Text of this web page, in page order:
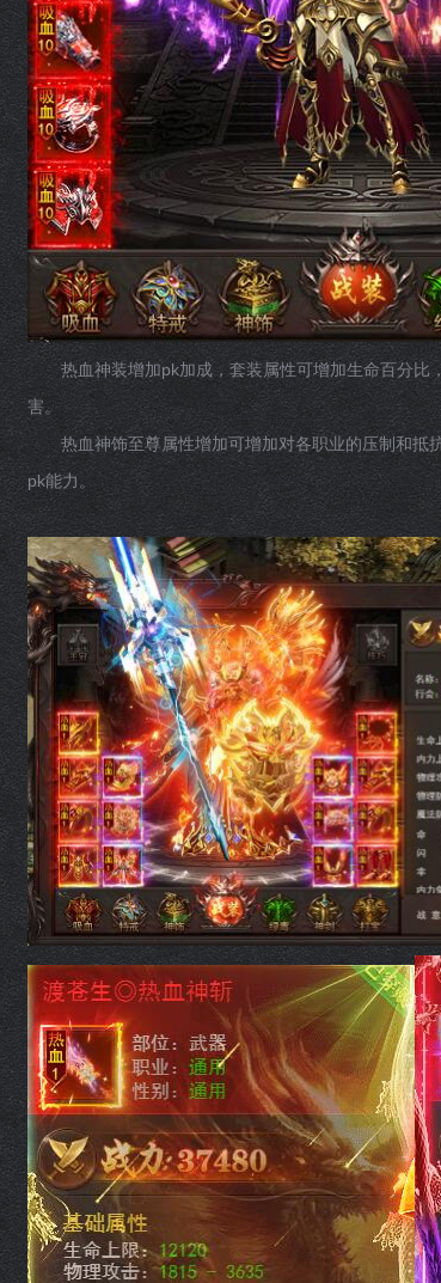
热血神装增加pk加成，套装属性可增加生命百分比
害。
热血神饰至尊属性增加可增加对各职业的压制和抵
pk能力。